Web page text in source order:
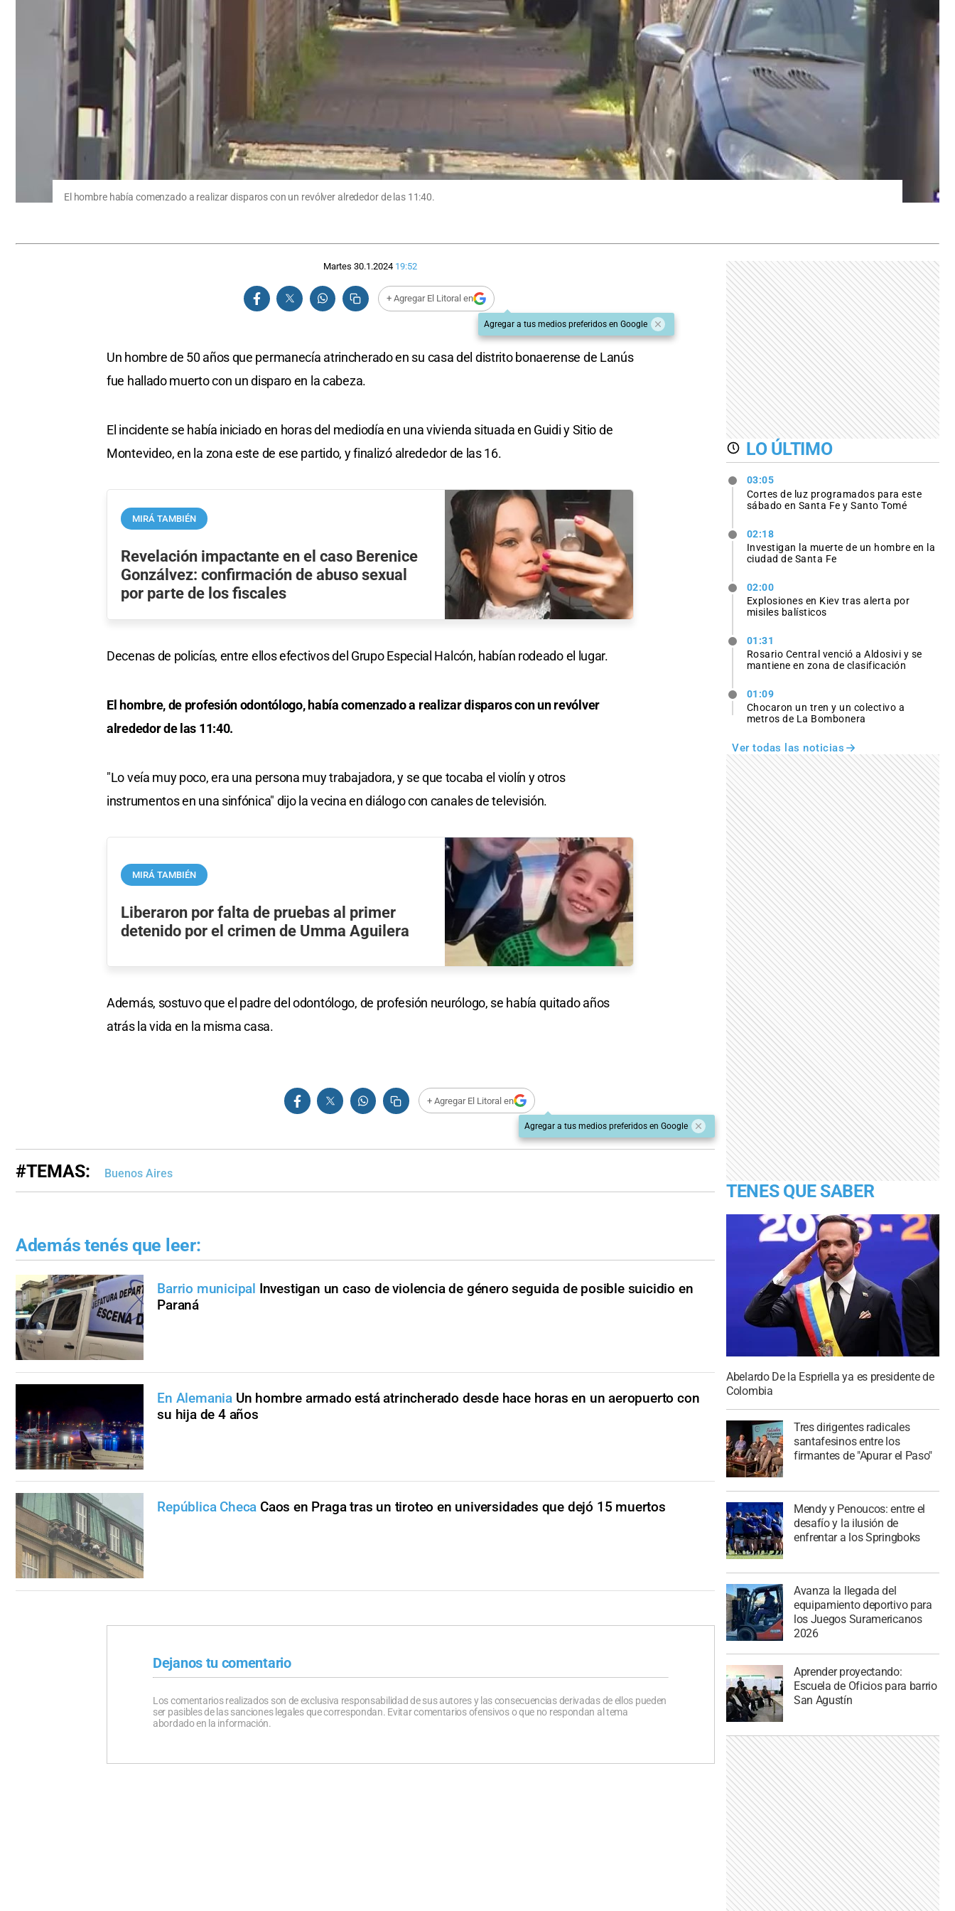
El hombre había comenzado a realizar disparos con un revólver alrededor de las 11:40.
Martes 30.1.2024 19:52
+ Agregar El Litoral en
Agregar a tus medios preferidos en Google
Un hombre de 50 años que permanecía atrincherado en su casa del distrito bonaerense de Lanús
fue hallado muerto con un disparo en la cabeza.
El incidente se había iniciado en horas del mediodía en una vivienda situada en Guidi y Sitio de
Montevideo, en la zona este de ese partido, y finalizó alrededor de las 16.
MIRÁ TAMBIÉN
Revelación impactante en el caso Berenice
Gonzálvez: confirmación de abuso sexual
por parte de los fiscales
Decenas de policías, entre ellos efectivos del Grupo Especial Halcón, habían rodeado el lugar.
El hombre, de profesión odontólogo, había comenzado a realizar disparos con un revólver
alrededor de las 11:40.
"Lo veía muy poco, era una persona muy trabajadora, y se que tocaba el violín y otros
instrumentos en una sinfónica" dijo la vecina en diálogo con canales de televisión.
MIRÁ TAMBIÉN
Liberaron por falta de pruebas al primer
detenido por el crimen de Umma Aguilera
Además, sostuvo que el padre del odontólogo, de profesión neurólogo, se había quitado años
atrás la vida en la misma casa.
+ Agregar El Litoral en
Agregar a tus medios preferidos en Google
#TEMAS: Buenos Aires
Además tenés que leer:
Barrio municipal Investigan un caso de violencia de género seguida de posible suicidio en
Paraná
En Alemania Un hombre armado está atrincherado desde hace horas en un aeropuerto con
su hija de 4 años
República Checa Caos en Praga tras un tiroteo en universidades que dejó 15 muertos
Dejanos tu comentario
Los comentarios realizados son de exclusiva responsabilidad de sus autores y las consecuencias derivadas de ellos pueden
ser pasibles de las sanciones legales que correspondan. Evitar comentarios ofensivos o que no respondan al tema
abordado en la información.
LO ÚLTIMO
03:05
Cortes de luz programados para este
sábado en Santa Fe y Santo Tomé
02:18
Investigan la muerte de un hombre en la
ciudad de Santa Fe
02:00
Explosiones en Kiev tras alerta por
misiles balísticos
01:31
Rosario Central venció a Aldosivi y se
mantiene en zona de clasificación
01:09
Chocaron un tren y un colectivo a
metros de La Bombonera
Ver todas las noticias
TENES QUE SABER
Abelardo De la Espriella ya es presidente de
Colombia
Tres dirigentes radicales
santafesinos entre los
firmantes de "Apurar el Paso"
Mendy y Penoucos: entre el
desafío y la ilusión de
enfrentar a los Springboks
Avanza la llegada del
equipamiento deportivo para
los Juegos Suramericanos
2026
Aprender proyectando:
Escuela de Oficios para barrio
San Agustín